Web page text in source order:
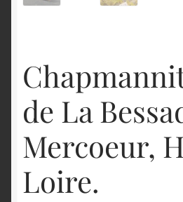
de La
Mercoeur,
Loire.